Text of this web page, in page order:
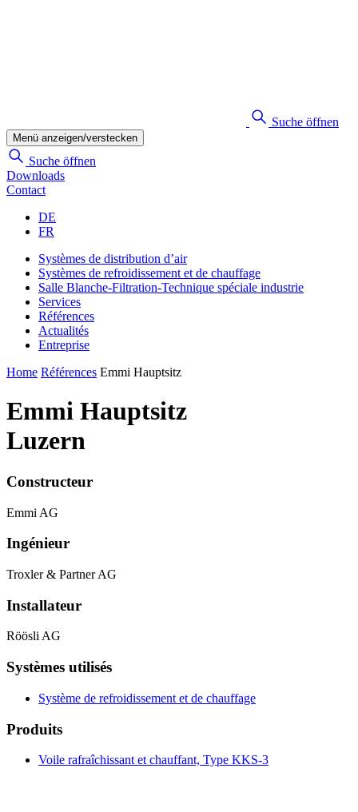
Suche öffnen
Menü anzeigen/verstecken
Suche öffnen
Downloads
Contact
DE
FR
Systèmes de distribution d’air
Systèmes de refroidissement et de chauffage
Salle Blanche-Filtration-Technique spéciale industrie
Services
Références
Actualités
Entreprise
Home Références Emmi Hauptsitz
Emmi Hauptsitz
Luzern
Constructeur
Emmi AG
Ingénieur
Troxler & Partner AG
Installateur
Röösli AG
Systèmes utilisés
Système de refroidissement et de chauffage
Produits
Voile rafraîchissant et chauffant, Type KKS-3